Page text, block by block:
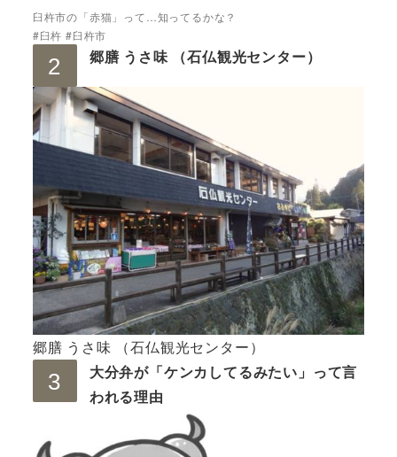
臼杵市の「赤猫」って…知ってるかな？
#臼杵 #臼杵市
郷膳 うさ味 （石仏観光センター）
郷膳 うさ味 （石仏観光センター）
大分弁が「ケンカしてるみたい」って言
われる理由